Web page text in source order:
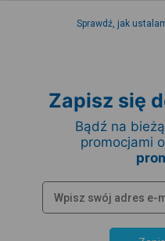
Sprawdź, jak
Zapisz się
Bądź na
promocjami